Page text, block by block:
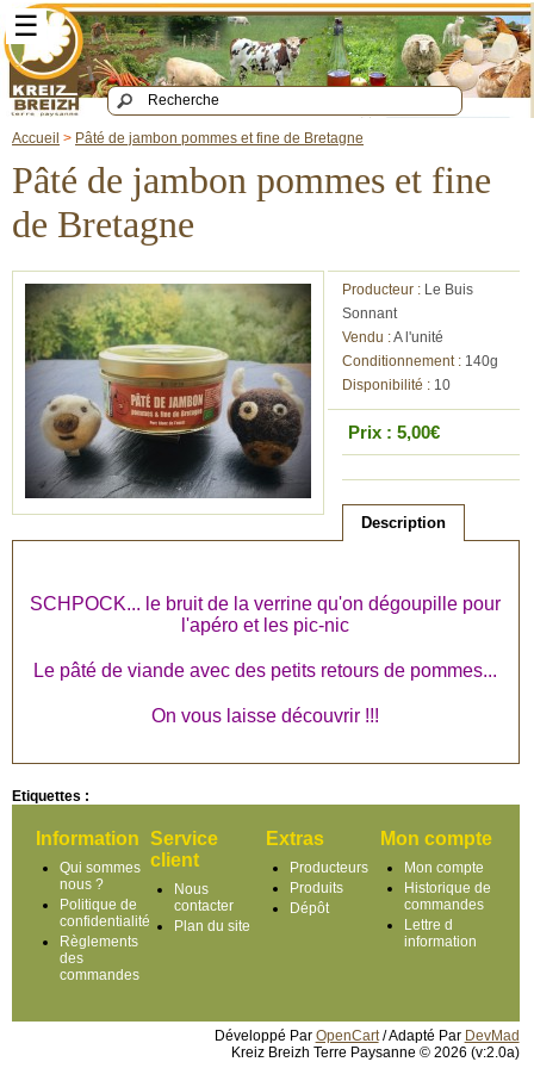
☰
Accueil > Pâté de jambon pommes et fine de Bretagne
Pâté de jambon pommes et fine
de Bretagne
Producteur : Le Buis
Sonnant
Vendu :A l'unité
Conditionnement : 140g
Disponibilité : 10
Prix : 5,00€
Description
SCHPOCK... le bruit de la verrine qu'on dégoupille pour
l'apéro et les pic-nic
Le pâté de viande avec des petits retours de pommes...
On vous laisse découvrir !!!
Etiquettes :
Information
Qui sommes
nous ?
Politique de
confidentialité
Règlements
des
commandes
Service
client
Nous
contacter
Plan du site
Extras
Producteurs
Produits
Dépôt
Mon compte
Mon compte
Historique de
commandes
Lettre d
information
Développé Par OpenCart/ Adapté Par DevMad
Kreiz Breizh Terre Paysanne © 2026 (v:2.0a)